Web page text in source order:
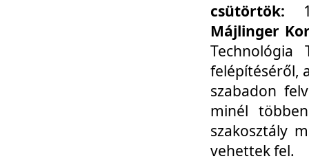
csütörtök:
Májlinger
Technológia
felépítéséről,
szabadon
minél
szakosztály
vehettek fel.